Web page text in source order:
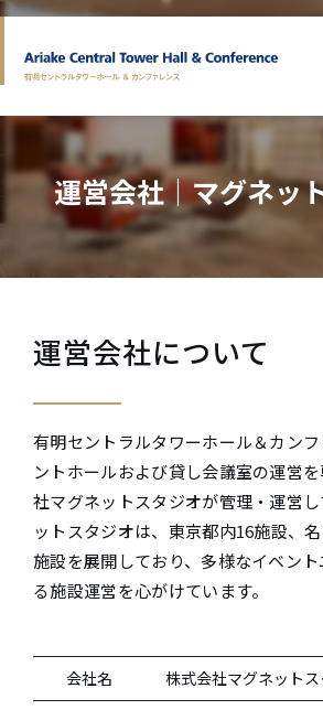
S
h
m
運営会社｜マグネッ
運営会社について
有明セントラルタワーホール＆カン
ントホールおよび貸し会議室の運営
社マグネットスタジオが管理・運営
ットスタジオは、東京都内16施設、
施設を展開しており、多様なイベン
る施設運営を心がけています。
会社名 株式会社マグネット